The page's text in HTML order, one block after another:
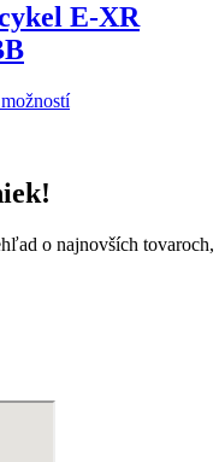
E-XR
Tento
môžete
o najnovších tovaroch,